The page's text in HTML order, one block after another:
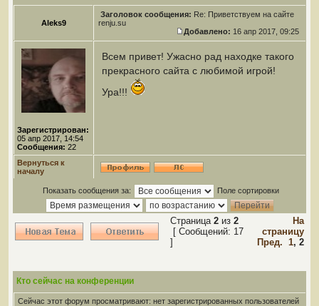
Aleks9
Заголовок сообщения: Re: Приветствуем на сайте
renju.su
Добавлено: 16 апр 2017, 09:25
Зарегистрирован:
05 апр 2017, 14:54
Сообщения: 22
Всем привет! Ужасно рад находке такого
прекрасного сайта с любимой игрой!
Ура!!!
Вернуться к
началу
Показать сообщения за: Поле сортировки
Страница 2 из 2
[ Сообщений: 17
]
На
страницу
Пред. 1, 2
Кто сейчас на конференции
Сейчас этот форум просматривают: нет зарегистрированных пользователей